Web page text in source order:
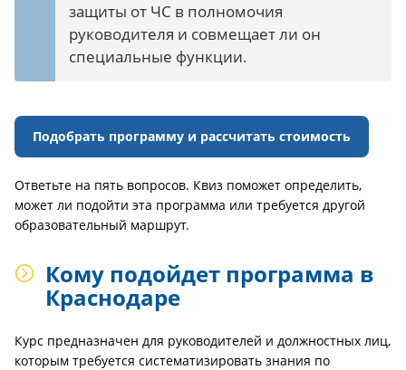
защиты от ЧС в полномочия
руководителя и совмещает ли он
специальные функции.
Подобрать программу и рассчитать стоимость
Ответьте на пять вопросов. Квиз поможет определить,
может ли подойти эта программа или требуется другой
образовательный маршрут.
Кому подойдет программа в
Краснодаре
Курс предназначен для руководителей и должностных лиц,
которым требуется систематизировать знания по